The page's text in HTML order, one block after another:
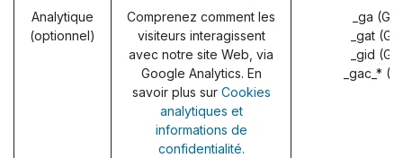
Analytique
(optionnel)
Comprenez comment les
visiteurs interagissent
avec notre site Web, via
Google Analytics. En
savoir plus sur Cookies
analytiques et
informations de
confidentialité.
_ga
_gat
_gid
_gac_*